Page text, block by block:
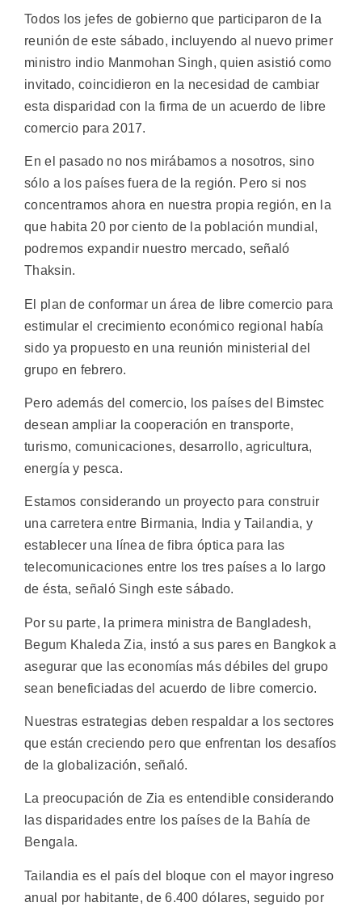
Todos los jefes de gobierno que participaron de la
reunión de este sábado, incluyendo al nuevo primer
ministro indio Manmohan Singh, quien asistió como
invitado, coincidieron en la necesidad de cambiar
esta disparidad con la firma de un acuerdo de libre
comercio para 2017.
En el pasado no nos mirábamos a nosotros, sino
sólo a los países fuera de la región. Pero si nos
concentramos ahora en nuestra propia región, en la
que habita 20 por ciento de la población mundial,
podremos expandir nuestro mercado, señaló
Thaksin.
El plan de conformar un área de libre comercio para
estimular el crecimiento económico regional había
sido ya propuesto en una reunión ministerial del
grupo en febrero.
Pero además del comercio, los países del Bimstec
desean ampliar la cooperación en transporte,
turismo, comunicaciones, desarrollo, agricultura,
energía y pesca.
Estamos considerando un proyecto para construir
una carretera entre Birmania, India y Tailandia, y
establecer una línea de fibra óptica para las
telecomunicaciones entre los tres países a lo largo
de ésta, señaló Singh este sábado.
Por su parte, la primera ministra de Bangladesh,
Begum Khaleda Zia, instó a sus pares en Bangkok a
asegurar que las economías más débiles del grupo
sean beneficiadas del acuerdo de libre comercio.
Nuestras estrategias deben respaldar a los sectores
que están creciendo pero que enfrentan los desafíos
de la globalización, señaló.
La preocupación de Zia es entendible considerando
las disparidades entre los países de la Bahía de
Bengala.
Tailandia es el país del bloque con el mayor ingreso
anual por habitante, de 6.400 dólares, seguido por